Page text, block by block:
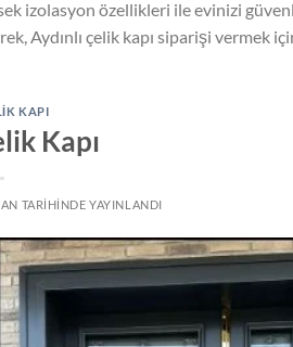
izolasyon özellikleri ile evinizi
Aydınlı çelik kapı siparişi vermek
KAPI
Kapı
TARIHINDE YAYINLANDI